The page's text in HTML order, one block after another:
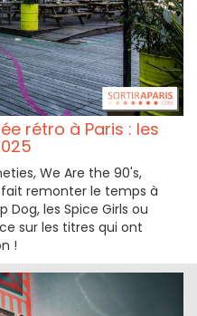
rétro à Paris : les
We Are the 90's,
remonter le temps à
Dog, les Spice Girls ou
sur les titres qui ont
!